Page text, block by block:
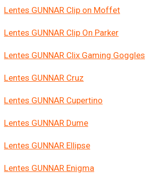
Lentes GUNNAR Clip on Moffet
Lentes GUNNAR Clip On Parker
Lentes GUNNAR Clix Gaming Goggles
Lentes GUNNAR Cruz
Lentes GUNNAR Cupertino
Lentes GUNNAR Dume
Lentes GUNNAR Ellipse
Lentes GUNNAR Enigma